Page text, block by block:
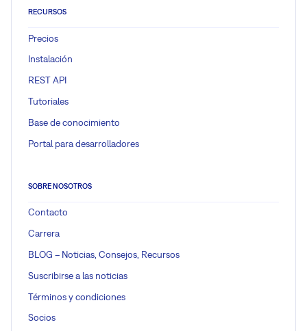
RECURSOS
Precios
Instalación
REST API
Tutoriales
Base de conocimiento
Portal para desarrolladores
SOBRE NOSOTROS
Contacto
Carrera
BLOG – Noticias, Consejos, Recursos
Suscribirse a las noticias
Términos y condiciones
Socios